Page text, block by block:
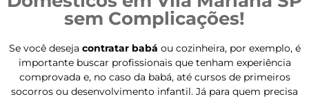
sem Complicações!
Se você deseja contratar babá ou cozinheira, por exemplo, é
importante buscar profissionais que tenham experiência
comprovada e, no caso da babá, até cursos de primeiros
socorros ou desenvolvimento infantil. Já para quem precisa